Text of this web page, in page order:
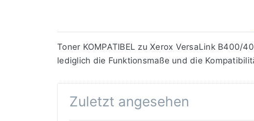
Toner KOMPATIBEL zu Xerox VersaLink B400/
lediglich die Funktionsmaße und die
Zuletzt angesehen